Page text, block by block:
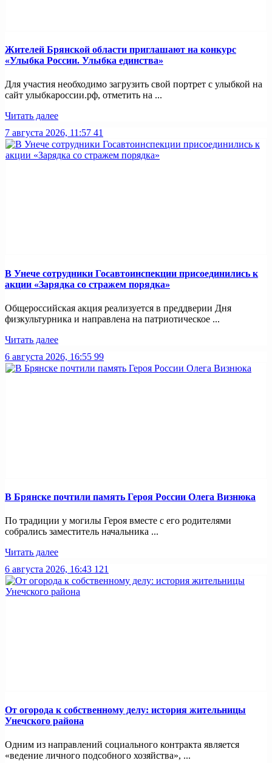
Жителей Брянской области приглашают на конкурс
«Улыбка России. Улыбка единства»
Для участия необходимо загрузить свой портрет с улыбкой на
сайт улыбкароссии.рф, отметить на ...
Читать далее
7 августа 2026, 11:57 41
В Унече сотрудники Госавтоинспекции присоединились к
акции «Зарядка со стражем порядка»
Общероссийская акция реализуется в преддверии Дня
физкультурника и направлена на патриотическое ...
Читать далее
6 августа 2026, 16:55 99
В Брянске почтили память Героя России Олега Визнюка
По традиции у могилы Героя вместе с его родителями
собрались заместитель начальника ...
Читать далее
6 августа 2026, 16:43 121
От огорода к собственному делу: история жительницы
Унечского района
Одним из направлений социального контракта является
«ведение личного подсобного хозяйства», ...